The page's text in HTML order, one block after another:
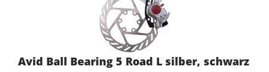
Avid Ball Bearing 5 Road L silber, schwarz